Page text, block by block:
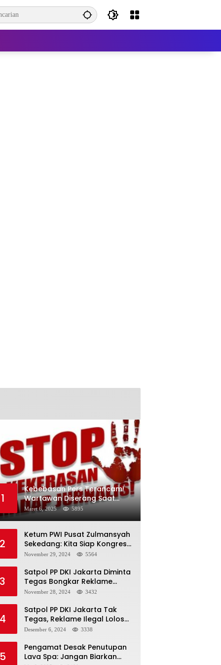
1
Kebebasan Pers Terancam!
Wartawan Diserang Saat
Investigasi Jaringan Obat
Terlarang
Maret 6, 2025 5895
2
Ketum PWI Pusat Zulmansyah
Sekedang: Kita Siap Kongres
PWI Sebelum 15 Desember
November 29, 2024 5564
3
Satpol PP DKI Jakarta Diminta
Tegas Bongkar Reklame
Ilegal
November 28, 2024 3432
4
Satpol PP DKI Jakarta Tak
Tegas, Reklame Ilegal Lolos
Penindakan
Desember 6, 2024 3338
5
Pengamat Desak Penutupan
Lava Spa: Jangan Biarkan